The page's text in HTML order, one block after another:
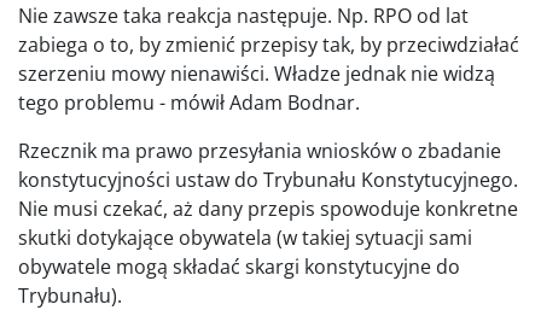
Nie zawsze taka reakcja następuje. Np. RPO od lat
zabiega o to, by zmienić przepisy tak, by przeciwdziałać
szerzeniu mowy nienawiści. Władze jednak nie widzą
tego problemu - mówił Adam Bodnar.
Rzecznik ma prawo przesyłania wniosków o zbadanie
konstytucyjności ustaw do Trybunału Konstytucyjnego.
Nie musi czekać, aż dany przepis spowoduje konkretne
skutki dotykające obywatela (w takiej sytuacji sami
obywatele mogą składać skargi konstytucyjne do
Trybunału).